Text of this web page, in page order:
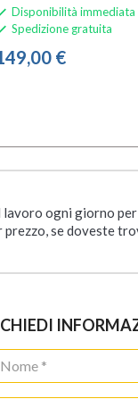
Disponibilità immediata
Spedizione gratuita
€
ogni giorno
prezzo, se doveste